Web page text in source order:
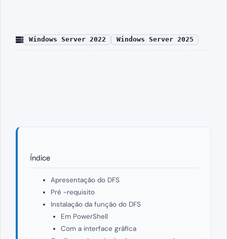
Windows Server 2022 Windows Server 2025
Índice
Apresentação do DFS
Pré -requisito
Instalação da função do DFS
Em PowerShell
Com a interface gráfica